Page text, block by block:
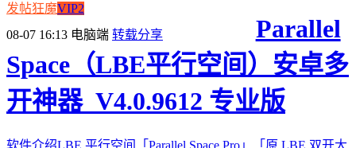
发帖狂魔VIP2
08-07 16:13 电脑端 转载分享
Parallel
Space（LBE平行空间）安卓多
开神器_V4.0.9612 专业版
软件介绍LBE 平行空间「Parallel Space Pro」「原 LBE 双开大